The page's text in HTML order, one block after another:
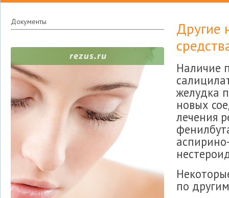
Документы
Другие
Наличие
желудка
новых
лечения
по